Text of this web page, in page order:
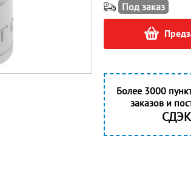
Под заказ
Более 3000
заказов и
СДЭК